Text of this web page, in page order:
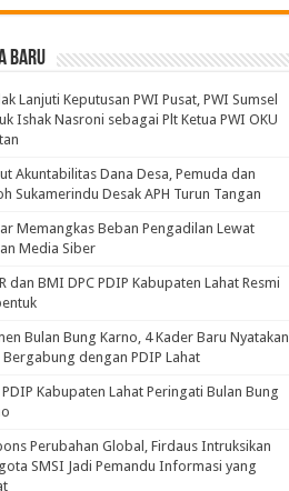
BARU
Lanjuti Keputusan PWI Pusat, PWI Sumsel
Ishak Nasroni sebagai Plt Ketua PWI OKU
Akuntabilitas Dana Desa, Pemuda dan
Sukamerindu Desak APH Turun Tangan
Memangkas Beban Pengadilan Lewat
Media Siber
dan BMI DPC PDIP Kabupaten Lahat Resmi
Bulan Bung Karno, 4 Kader Baru Nyatakan
Bergabung dengan PDIP Lahat
PDIP Kabupaten Lahat Peringati Bulan Bung
Perubahan Global, Firdaus Intruksikan
SMSI Jadi Pemandu Informasi yang